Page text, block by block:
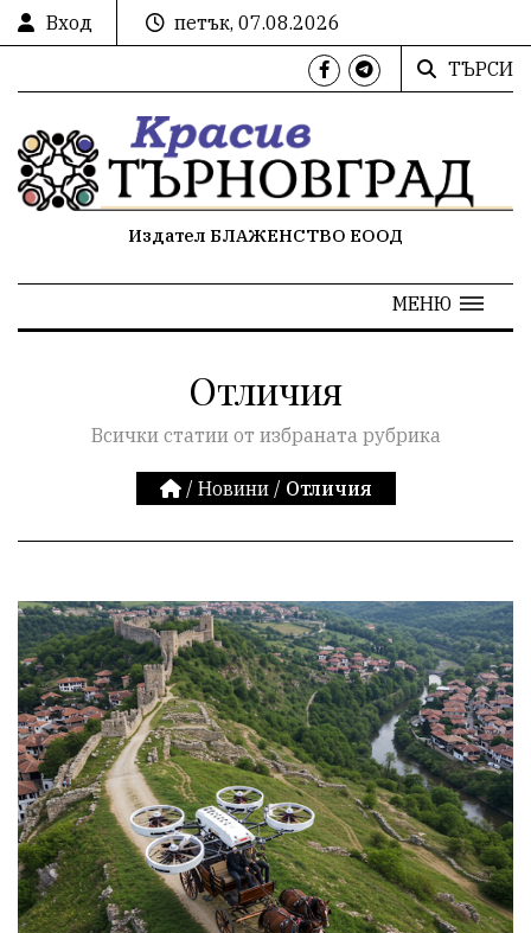
Вход
петък, 07.08.2026
ТЪРСИ
Издател БЛАЖЕНСТВО ЕООД
МЕНЮ
Отличия
Всички статии от избраната рубрика
/ Новини / Отличия